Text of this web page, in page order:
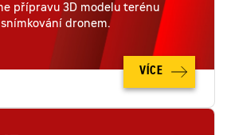
přípravu 3D modelu terénu
dronem.
VÍCE